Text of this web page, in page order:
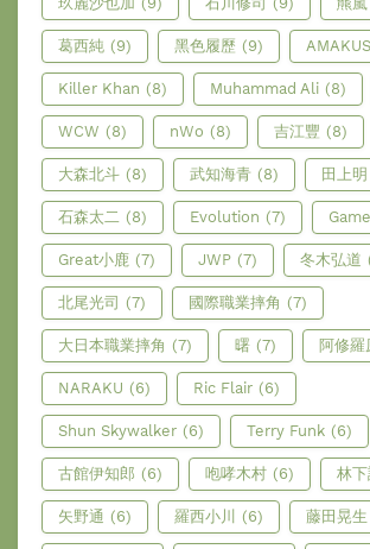
葛西純 (9) 黑色履歷 (9)
Killer Khan (8) Muhammad Ali (8)
WCW (8) nWo (8) 吉江豐 (8)
大森北斗 (8) 武知海青 (8) 田上明
石森太二 (8) Evolution (7) Game
Great小鹿 (7) JWP (7) 冬木弘道
北尾光司 (7) 國際職業摔角 (7)
大日本職業摔角 (7) 曙 (7) 阿修羅
NARAKU (6) Ric Flair (6)
Shun Skywalker (6) Terry Funk (6)
古館伊知郎 (6) 咆哮木村 (6) 林
矢野通 (6) 羅西小川 (6) 藤田晃生